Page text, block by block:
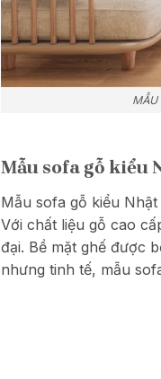
MẪU
Mẫu sofa gỗ kiểu
Mẫu sofa gỗ kiểu
Với chất liệu gỗ cao
đại. Bề mặt ghế được
nhưng tinh tế, mẫu